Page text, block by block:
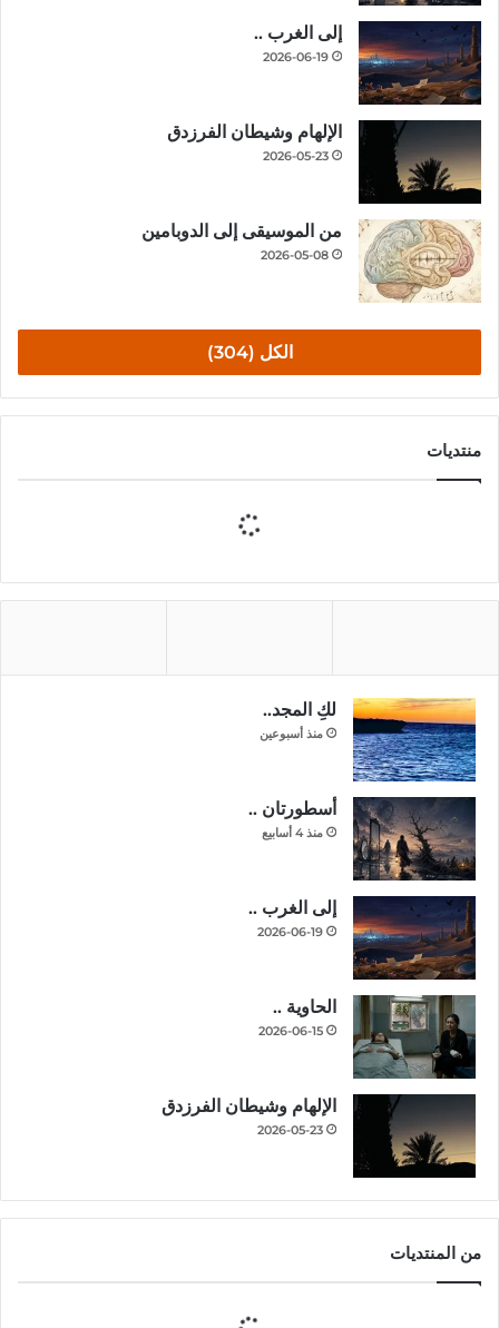
إلى الغرب ..
2026-06-19
الإلهام وشيطان الفرزدق
2026-05-23
من الموسيقى إلى الدوبامين
2026-05-08
الكل (304)
منتديات
لكِ المجد..
منذ أسبوعين
أسطورتان ..
منذ 4 أسابيع
إلى الغرب ..
2026-06-19
الحاوية ..
2026-06-15
الإلهام وشيطان الفرزدق
2026-05-23
من المنتديات